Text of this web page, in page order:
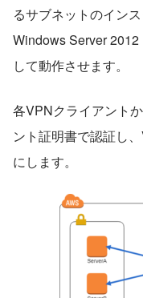
るサブネットのイン
Windows Server
して動作させます。
各VPNクライアント
ント証明書で認証し
にします。